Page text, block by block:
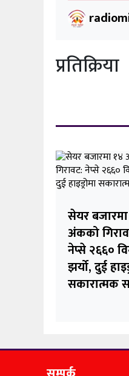
प्रतिक्रिया
सेयर
अंकको
नेप्से २६६०
झर्यो, दुई
सकारात्मक